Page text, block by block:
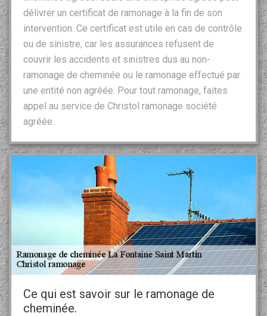
délivrer un certificat de ramonage à la fin de son
intervention. Ce certificat est utile en cas de contrôle
ou de sinistre, car les assurances refusent de
couvrir les accidents et sinistres dus au non-
ramonage de cheminée ou le ramonage effectué par
une entité non agréée. Pour tout ramonage, faites
appel au service de Christol ramonage société
agréée.
Ce qui est savoir sur le ramonage de
cheminée.